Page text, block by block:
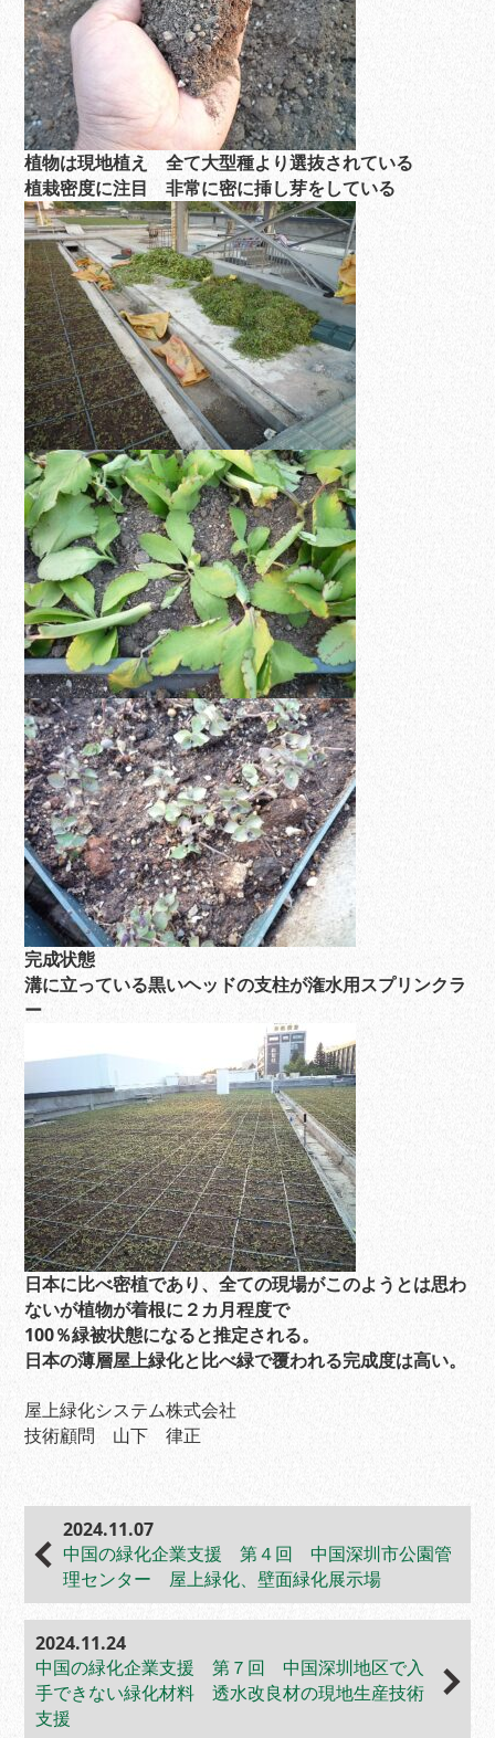
植物は現地植え 全て大型種より選抜されている
植栽密度に注目 非常に密に挿し芽をしている
完成状態
溝に立っている黒いヘッドの支柱が潅水用スプリンクラ
ー
日本に比べ密植であり、全ての現場がこのようとは思わ
ないが植物が着根に２カ月程度で
100％緑被状態になると推定される。
日本の薄層屋上緑化と比べ緑で覆われる完成度は高い。
屋上緑化システム株式会社
技術顧問 山下 律正
2024.11.07
中国の緑化企業支援 第４回 中国深圳市公園管
理センター 屋上緑化、壁面緑化展示場
2024.11.24
中国の緑化企業支援 第７回 中国深圳地区で入
手できない緑化材料 透水改良材の現地生産技術
支援